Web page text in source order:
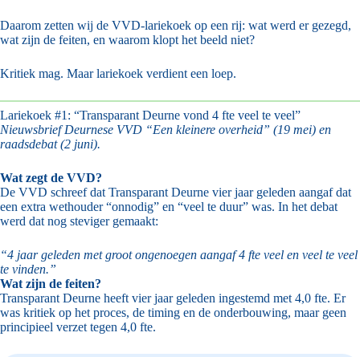
Daarom zetten wij de VVD-lariekoek op een rij: wat werd er gezegd,
wat zijn de feiten, en waarom klopt het beeld niet?
Kritiek mag. Maar lariekoek verdient een loep.
Lariekoek #1: “Transparant Deurne vond 4 fte veel te veel”
Nieuwsbrief Deurnese VVD “Een kleinere overheid” (19 mei) en
raadsdebat (2 juni).
Wat zegt de VVD?
De VVD schreef dat Transparant Deurne vier jaar geleden aangaf dat
een extra wethouder “onnodig” en “veel te duur” was. In het debat
werd dat nog steviger gemaakt:
“4 jaar geleden met groot ongenoegen aangaf 4 fte veel en veel te veel
te vinden.”
Wat zijn de feiten?
Transparant Deurne heeft vier jaar geleden ingestemd met 4,0 fte. Er
was kritiek op het proces, de timing en de onderbouwing, maar geen
principieel verzet tegen 4,0 fte.